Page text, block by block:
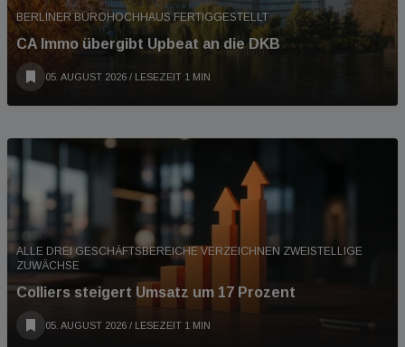
BERLINER BÜROHOCHHAUS FERTIGGESTELLT
CA Immo übergibt Upbeat an die DKB
05. AUGUST 2026 / LESEZEIT 1 MIN
ALLE DREI GESCHÄFTSBEREICHE VERZEICHNEN ZWEISTELLIGE
ZUWÄCHSE
Colliers steigert Umsatz um 17 Prozent
05. AUGUST 2026 / LESEZEIT 1 MIN